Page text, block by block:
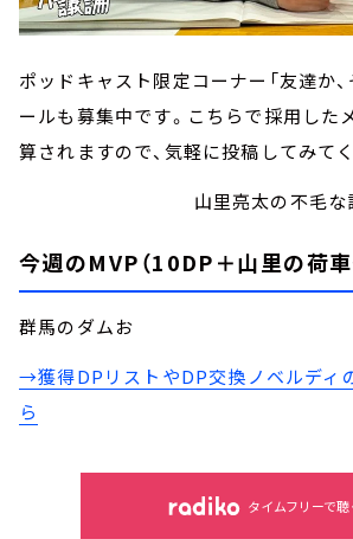
ポッドキャスト限定コーナー「友達か、
ールも募集中です。こちらで採用した
算されますので、気軽に投稿してみて
山里亮太の不毛な
今週のMVP（10DP＋山里の荷車
群馬のダムお
→獲得DPリストやDP交換ノベルディ
ら
タイムフリーで聴